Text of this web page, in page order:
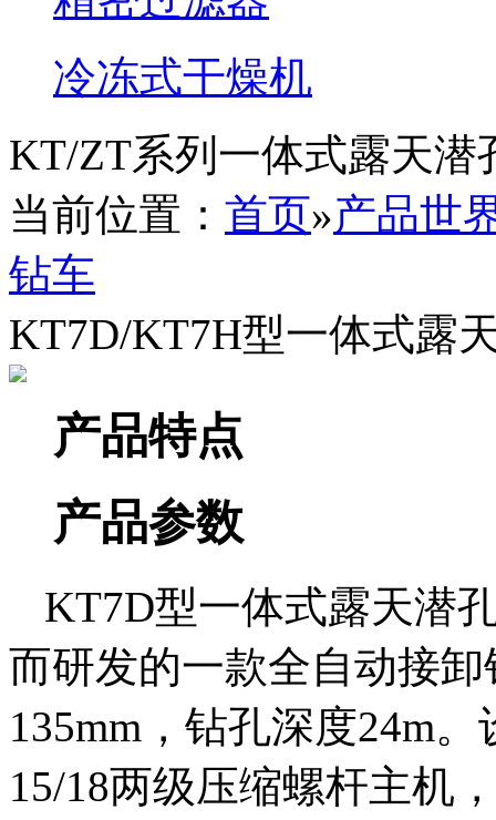
冷冻式干燥机
KT/ZT系列一体式露天潜
当前位置： 首页»产品世
钻车
KT7D/KT7H型一体式露
产品特点
产品参数
KT7D型一体式露天潜
而研发的一款全自动接
135mm，钻孔深度24m
15/18两级压缩螺杆主机